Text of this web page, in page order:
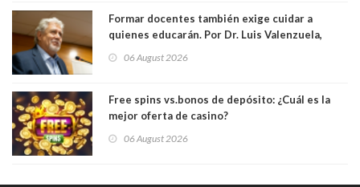
Formar docentes también exige cuidar a
quienes educarán. Por Dr. Luis Valenzuela,
Académicos U. Católica Silva Henríquez
06 August 2026
Free spins vs.bonos de depósito: ¿Cuál es la
mejor oferta de casino?
06 August 2026